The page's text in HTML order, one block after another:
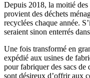
Depuis 2018, la moitié des
provient des déchets
recyclées chaque année.
seraient sinon enterrés
Une fois transformé en
expédié aux usines de
pour fabriquer des sacs de
sont désireux d’offrir aux